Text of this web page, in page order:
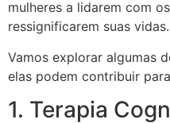
mulheres a lidarem com
ressignificarem suas vidas.
Vamos explorar algumas
elas podem contribuir
1. Terapia